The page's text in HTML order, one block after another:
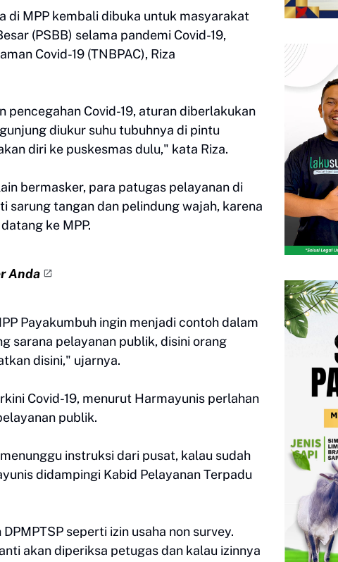
di MPP kembali dibuka untuk masyarakat
(PSBB) selama pandemi Covid-19,
Covid-19 (TNBPAC), Riza
Covid-19, aturan diberlakukan
diukur suhu tubuhnya di pintu
diri ke puskesmas dulu," kata Riza.
bermasker, para patugas pelayanan di
sarung tangan dan pelindung wajah, karena
ke MPP.
Anda
Payakumbuh ingin menjadi contoh dalam
sarana pelayanan publik, disini orang
disini," ujarnya.
Covid-19, menurut Harmayunis perlahan
publik.
instruksi dari pusat, kalau sudah
didampingi Kabid Pelayanan Terpadu
seperti izin usaha non survey.
akan diperiksa petugas dan kalau izinnya